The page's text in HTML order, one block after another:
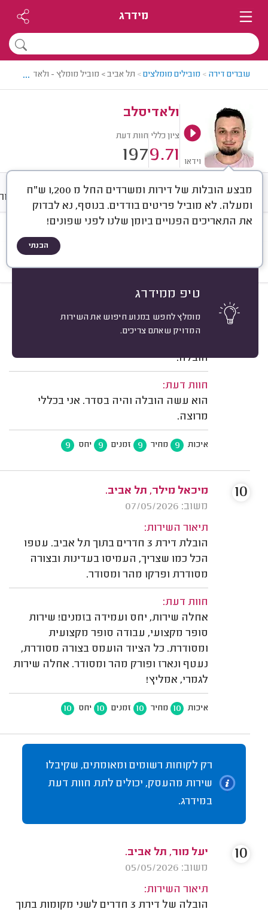
מידרג
עוברים דירה > מובילים מומלצים> תל אביב > מוביל מומלץ - ולאדיסלב
...
וידאו
ולאדיסלב
ציון כללי
9.71
חוות דעת
197
מבצע הובלות של דירות ומשרדים החל מ 1,200 ש"ח
ומעלה. לא מוביל פריטים בודדים. בנוסף, נא לבדוק
את התאריכים הפנויים ביומן שלנו לפני שפונים!
הבנתי
טיפ ממידרג
מומלץ לחפש במנוע חיפוש את השירות
המדויק שאתם צריכים.
חוות דעת ממוצע גלריה
משוב: 17/06/2026
הובלה.
חוות דעת:
הוא עשה הובלה והיה בסדר. אני בכללי
מרוצה.
איכות 9 מחיר 9 זמנים 9 יחס 9
9
מיכאל מילר, תל אביב.
משוב: 07/05/2026
תיאור השירות:
הובלת דירת 3 חדרים בתוך תל אביב. עטפו
הכל כמו שצריך, העמיסו בעדינות ובצורה
מסודרת ופרקו מהר ומסודר.
חוות דעת:
אחלה שירות, יחס ועמידה בזמנים! שירות
סופר מקצועי, עבודה סופר מקצועית
ומסודרת. כל הציוד הועמס בצורה מסודרת,
נעטף ונארז ופורק מהר ומסודר. אחלה שירות
לגמרי, אמליץ!
איכות 10 מחיר 10 זמנים 10 יחס 10
10
רק לקוחות רשומים ומאומתים, שקיבלו
שירות מהעסק, יכולים לתת חוות דעת
במידרג.
יעל מור, תל אביב.
משוב: 05/05/2026
תיאור השירות:
הובלה של דירת 3 חדרים לשני מקומות בתוך
10